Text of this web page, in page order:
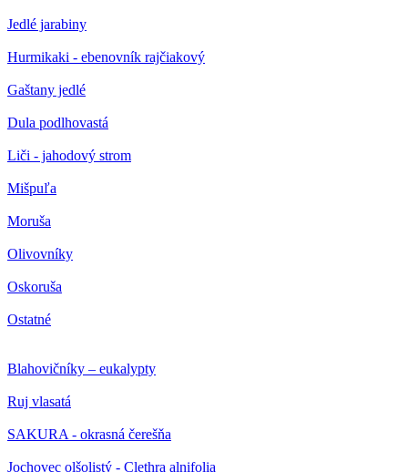
Jedlé jarabiny
Hurmikaki - ebenovník rajčiakový
Gaštany jedlé
Dula podlhovastá
Liči - jahodový strom
Mišpuľa
Moruša
Olivovníky
Oskoruša
Ostatné
Blahovičníky – eukalypty
Ruj vlasatá
SAKURA - okrasná čerešňa
Jochovec olšolistý - Clethra alnifolia